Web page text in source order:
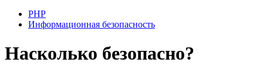
PHP
Информационная безопасность
Насколько безопасно?